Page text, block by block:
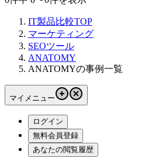
IT製品比較TOP
マーケティング
SEOツール
ANATOMY
ANATOMYの事例一覧
マイメニュー
ログイン
無料会員登録
あなたの閲覧履歴